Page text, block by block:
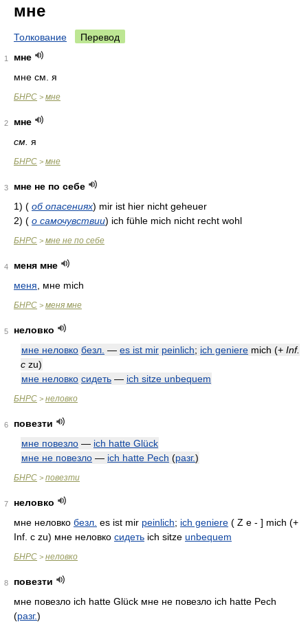
мне
Толкование Перевод
1
мне
мне см. я
БНРС > мне
2
мне
см. я
БНРС > мне
3
мне не по себе
1) ( об опасениях) mir ist hier nicht geheuer
2) ( о самочувствии) ich fühle mich nicht recht wohl
БНРС > мне не по себе
4
меня мне
меня , мне mich
БНРС > меня мне
5
неловко
мне неловко безл. — es ist mir peinlich; ich geniere mich (+ Inf.
с zu)
мне неловко сидеть — ich sitze unbequem
БНРС > неловко
6
повезти
мне повезло — ich hatte Glück
мне не повезло — ich hatte Pech (разг.)
БНРС > повезти
7
неловко
мне неловко безл. es ist mir peinlich; ich geniere ( Z e - ] mich (+
Inf. с zu) мне неловко сидеть ich sitze unbequem
БНРС > неловко
8
повезти
мне повезло ich hatte Glück мне не повезло ich hatte Pech
(разг.)